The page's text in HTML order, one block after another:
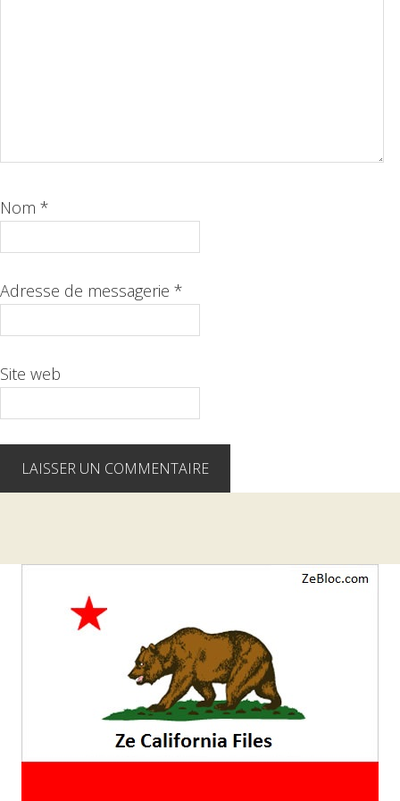
Nom *
Adresse de messagerie *
Site web
latérale